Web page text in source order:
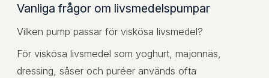
Vanliga frågor om livsmedelspumpar
Vilken pump passar för viskösa livsmedel?
För viskösa livsmedel som yoghurt, majonnäs,
dressing, såser och puréer används ofta